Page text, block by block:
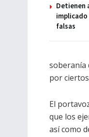
Detienen
falsas
soberanía
por
El
que los
así como